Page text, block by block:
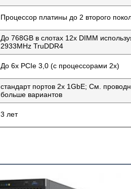
Процессор платины до 2 второго
До 768GB в слотах 12x DIMM
2933MHz TruDDR4
До 6x PCIe 3,0 (с процессорами 2x)
стандарт портов 2x 1GbE; См.
больше вариантов
3 лет